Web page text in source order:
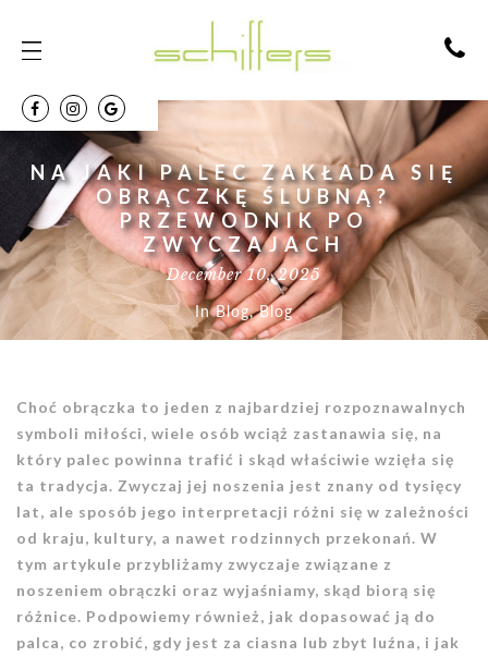
NA JAKI PALEC ZAKŁADA SIĘ
OBRĄCZKĘ ŚLUBNĄ?
PRZEWODNIK PO
ZWYCZAJACH
December 10, 2025
InBlog,Blog
Choć obrączka to jeden z najbardziej rozpoznawalnych
symboli miłości, wiele osób wciąż zastanawia się, na
który palec powinna trafić i skąd właściwie wzięła się
ta tradycja. Zwyczaj jej noszenia jest znany od tysięcy
lat, ale sposób jego interpretacji różni się w zależności
od kraju, kultury, a nawet rodzinnych przekonań. W
tym artykule przybliżamy zwyczaje związane z
noszeniem obrączki oraz wyjaśniamy, skąd biorą się
różnice. Podpowiemy również, jak dopasować ją do
palca, co zrobić, gdy jest za ciasna lub zbyt luźna, i jak